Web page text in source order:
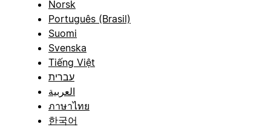
Norsk
Português (Brasil)
Suomi
Svenska
Tiếng Việt
עברית
العربية
ภาษาไทย
한국어